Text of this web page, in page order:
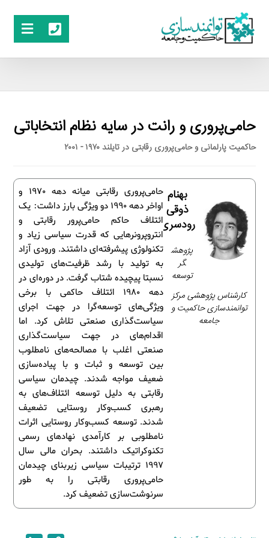
حامی‌پروری و رانت در سایه نظام انتخاباتی
حاکمیت پارلمانی و حامی‌پروری رقابتی در تایلند ۱۹۷۰ - ۲۰۰۱
حامی‌پروری رقابتی میانه دهه 1970 و
اواخر دهه 1990 دو ویژگی بارز داشت: یک
ائتلاف حاکم حامی‌پرور رقابتی و
انتروپرونرهایی که قدرت سیاسی زیاد و
تکنولوژی پیشرفته‌ای داشتند. ورودی آزاد
به تولید با رشد ظرفیت‌های تولیدی
نسبتا پیچیده شتاب گرفت. در دوره‌ای در
دهه 1980 ائتلاف حاکمی با برخی
ویژگی‌های توسعه‌گرا در جهت اجرای
سیاست‌گذاری صنعتی تلاش کرد. اما
اقدام‌های در جهت سیاست‌گذاری
صنعتی اغلب با مصالحه‌های نامطلوب
بین توسعه و ثبات و با پیاده‌سازی
ضعیف مواجه شدند. چیدمان سیاسی
رقابتی به دلیل توسعه ائتلاف‌های به
رهبری کسب‌وکار روستایی تضعیف
شدند. توسعه کسب‌وکار روستایی اثرات
نامطلوبی بر کارآمدی نهادهای رسمی
تکنوکراتیک داشتند. بحران مالی سال
1997 ترتیبات سیاسی زیربنای چیدمان
حامی‌پروری رقابتی را به طور
سرنوشت‌سازی تضعیف کرد.
بهنام
ذوقی
رودسری
پژوهش
گر
توسعه
کارشناس پژوهشی مرکز
توانمندسازی حاکمیت و
جامعه